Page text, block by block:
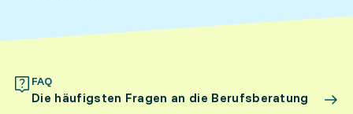
FAQ
Die häufigsten Fragen an die Berufsberatung